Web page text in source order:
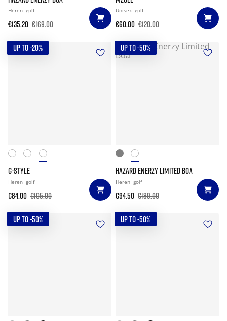
Heren golf
€135.20 €169.00
Unisex golf
€60.00 €120.00
UP TO -20%
G-STYLE
Heren golf
€84.00 €105.00
UP TO -50%
HAZARD ENERZY LIMITED BOA
Heren golf
€94.50 €189.00
UP TO -50% UP TO -50%